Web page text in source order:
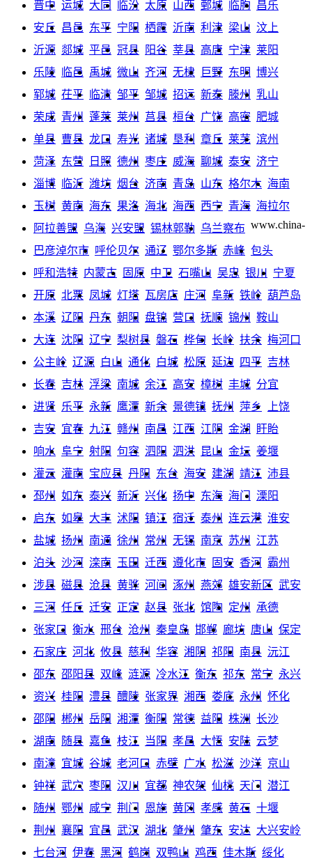
晋中 运城 大同 临汾 太原 山西 鄄城 临朐 昌乐
安丘 昌邑 东平 宁阳 栖霞 沂南 利津 梁山 汶上
沂源 郯城 平邑 冠县 阳谷 莘县 高唐 宁津 莱阳
乐陵
临邑 禹城 微山 齐河 无棣 巨野 东明 博兴
郓城 茌平 临清 邹平 邹城 招远 新泰 滕州
乳山
荣成 青州 蓬莱 莱州 莒县 桓台 广饶 高密 肥城
单县 曹县 龙口 寿光 诸城 垦利 章丘 莱芜 滨州
菏泽 东营 日照 德州 枣庄 威海 聊城 泰安 济宁
淄博
临沂 潍坊 烟台 济南 青岛 山东 格尔木 海南
玉树 黄南 海东 果洛 海北 海西 西宁 青海 海拉尔
阿拉善盟 乌海 兴安盟 锡林郭勒 乌兰察布
巴彦淖尔市 呼伦贝尔 通辽 鄂尔多斯 赤峰 包头
呼和浩特 内蒙古 固原 中卫 石嘴山 吴忠 银川
宁夏
开原 北票 凤城 灯塔 瓦房店 庄河 阜新 铁岭 葫芦岛
本溪 辽阳 丹东 朝阳 盘锦 营口 抚顺 锦州
鞍山
大连 沈阳 辽宁 梨树县 磐石 桦甸 长岭 扶余 梅河口
公主岭 辽源 白山 通化 白城 松原 延边 四平 吉林
长春 吉林 浮梁 南城 余江 高安 樟树 丰城 分宜
进贤 乐平 永新 鹰潭 新余 景德镇 抚州 萍乡
上饶
吉安 宜春 九江 赣州 南昌 江西 江阴 金湖
盱眙
响水 阜宁 射阳 句容 泗阳 泗洪 昆山 金坛 姜堰
灌云 灌南 宝应县 丹阳 东台 海安 建湖 靖江 沛县
邳州
如东 泰兴 新沂 兴化 扬中 东海 海门
溧阳
启东 如皋 大丰 沭阳 镇江 宿迁 泰州 连云港 淮安
盐城 扬州 南通 徐州 常州 无锡 南京 苏州
江苏
泊头 沙河 滦南 玉田 迁西 遵化市 固安 香河 霸州
涉县 磁县 沧县 黄骅 河间 涿州 燕郊 雄安新区 武安
三河 任丘 迁安 正定 赵县 张北 馆陶 定州
承德
张家口
衡水 邢台 沧州 秦皇岛 邯郸 廊坊 唐山 保定
石家庄 河北 攸县 慈利 华容 湘阴 祁阳 南县 沅江
邵东 邵阳县 双峰 涟源 冷水江 衡东 祁东 常宁 永兴
资兴 桂阳 澧县 醴陵 张家界 湘西 娄底 永州
怀化
邵阳 郴州 岳阳 湘潭 衡阳 常德 益阳 株洲 长沙
湖南
随县 嘉鱼 枝江 当阳 孝昌 大悟 安陆 云梦
南漳 宜城 谷城 老河口 赤壁 广水 松滋 沙洋 京山
钟祥 武穴 枣阳 汉川 宜都 神农架 仙桃 天门
潜江
随州
鄂州 咸宁 荆门 恩施 黄冈 孝感 黄石 十堰
荆州
襄阳 宜昌 武汉 湖北 肇州 肇东 安达 大兴安岭
七台河 伊春 黑河 鹤岗 双鸭山 鸡西 佳木斯 绥化
www.china-